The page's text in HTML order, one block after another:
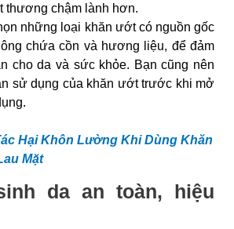
thương chậm lành hơn.
những loại khăn ướt có nguồn gốc
chứa cồn và hương liệu, để đảm
cho da và sức khỏe. Bạn cũng nên
sử dụng của khăn ướt trước khi mở
Hại Khôn Lường Khi Dùng Khăn
Mặt
da an toàn, hiệu